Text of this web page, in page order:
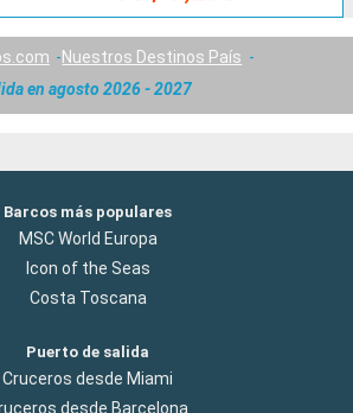
Nuestros Destinos País
en agosto 2026 - 2027
Barcos más populares
MSC World Europa
Icon of the Seas
Costa Toscana
Puerto de salida
Cruceros desde Miami
desde Barcelona